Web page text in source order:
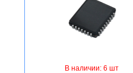
В наличии: 6 шт